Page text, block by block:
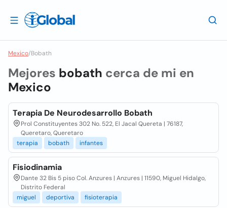
Mexico/Bobath
Mejores bobath cerca de mi en
Mexico
Terapia De Neurodesarrollo Bobath
Prol Constituyentes 302 No. 522, El Jacal Quereta | 76187,
Queretaro, Queretaro
terapia
bobath infantes
Fisiodinamia
Dante 32 Bis 5 piso Col. Anzures | Anzures | 11590, Miguel Hidalgo,
Distrito Federal
miguel
deportiva fisioterapia